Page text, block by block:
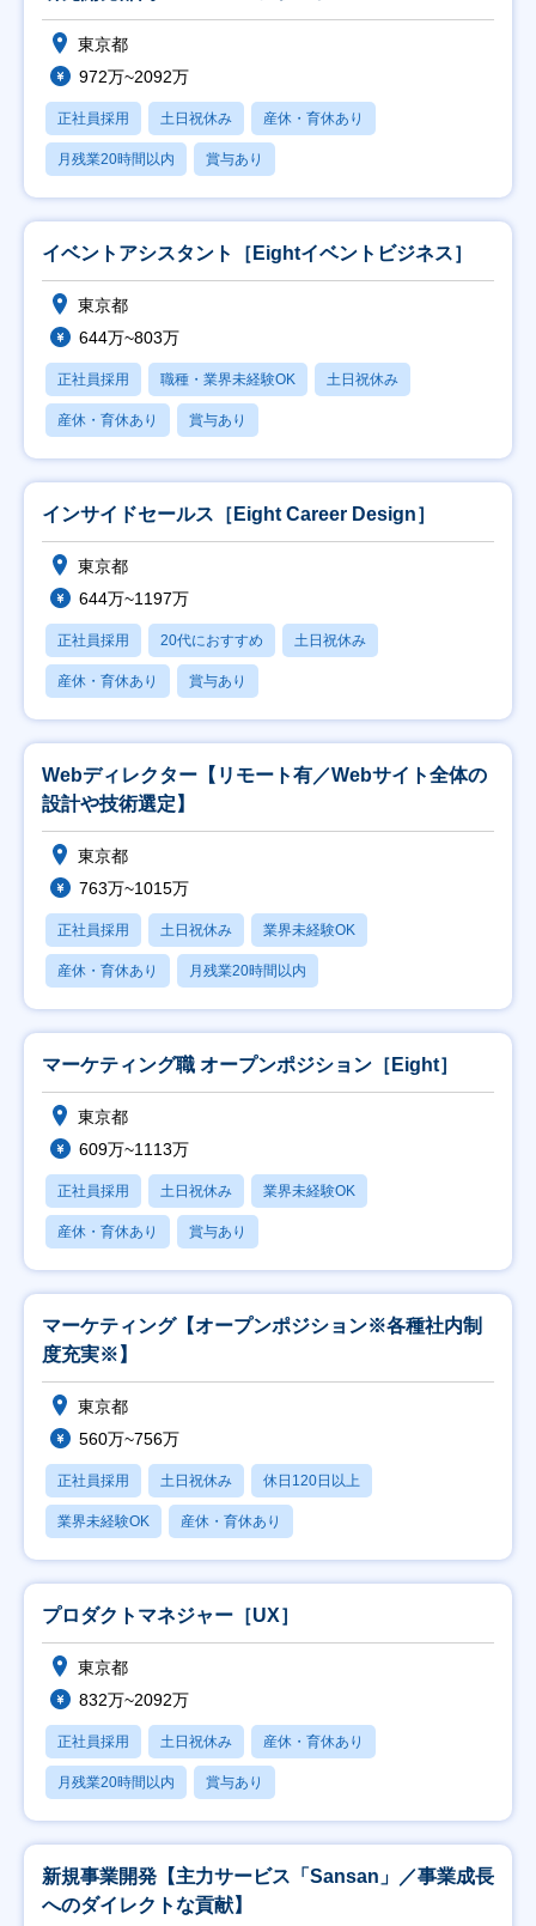
東京都
972万~2092万
正社員採用 土日祝休み 産休・育休あり
月残業20時間以内 賞与あり
イベントアシスタント［Eightイベントビジネス］
東京都
644万~803万
正社員採用 職種・業界未経験OK 土日祝休み
産休・育休あり 賞与あり
インサイドセールス［Eight Career Design］
東京都
644万~1197万
正社員採用 20代におすすめ 土日祝休み
産休・育休あり 賞与あり
Webディレクター【リモート有／Webサイト全体の
設計や技術選定】
東京都
763万~1015万
正社員採用 土日祝休み 業界未経験OK
産休・育休あり 月残業20時間以内
マーケティング職 オープンポジション［Eight］
東京都
609万~1113万
正社員採用 土日祝休み 業界未経験OK
産休・育休あり 賞与あり
マーケティング【オープンポジション※各種社内制
度充実※】
東京都
560万~756万
正社員採用 土日祝休み 休日120日以上
業界未経験OK 産休・育休あり
プロダクトマネジャー［UX］
東京都
832万~2092万
正社員採用 土日祝休み 産休・育休あり
月残業20時間以内 賞与あり
新規事業開発【主力サービス「Sansan」／事業成長
へのダイレクトな貢献】